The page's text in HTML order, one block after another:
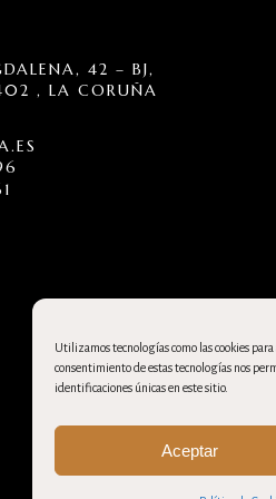
Utilizamos tecnologías como las cookies
consentimiento de estas tecnologías nos
identificaciones únicas en este sitio.
Aceptar
42 – BJ,
, LA CORUÑA